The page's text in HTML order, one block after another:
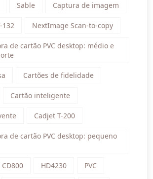
Sable Captura de imagem
132 NextImage Scan-to-copy
de cartão PVC desktop: médio e
Cartões de fidelidade
Cartão inteligente
Cadjet T-200
de cartão PVC desktop: pequeno
HD4230 PVC